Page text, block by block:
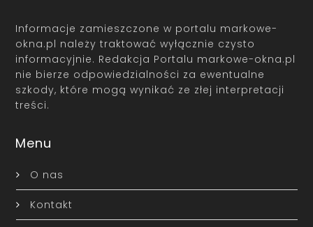
Informacje zamieszczone w portalu markowe-
okna.pl należy traktować wyłącznie czysto
informacyjnie. Redakcja Portalu markowe-okna.pl
nie bierze odpowiedzialności za ewentualne
szkody, które mogą wynikać ze złej interpretacji
treści.
Menu
O nas
Kontakt